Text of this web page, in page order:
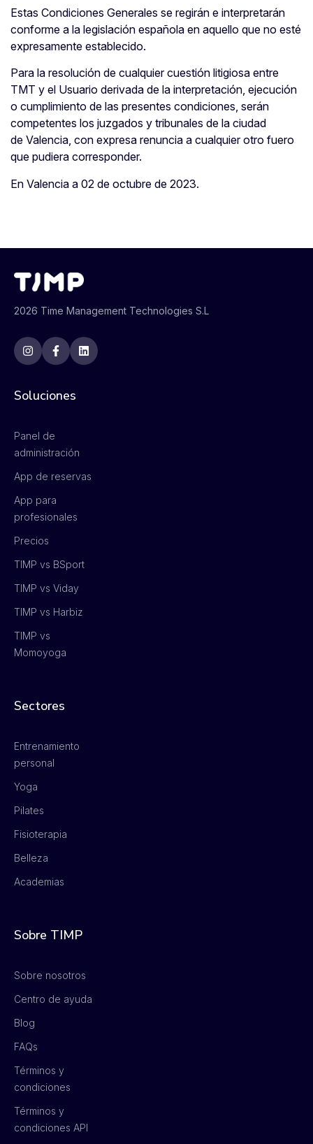
Estas Condiciones Generales se regirán e interpretarán
conforme a la legislación española en aquello que no esté
expresamente establecido.
Para la resolución de cualquier cuestión litigiosa entre
TMT y el Usuario derivada de la interpretación, ejecución
o cumplimiento de las presentes condiciones, serán
competentes los juzgados y tribunales de la ciudad
de Valencia, con expresa renuncia a cualquier otro fuero
que pudiera corresponder.
En Valencia a 02 de octubre de 2023.
2026 Time Management Technologies S.L
Soluciones
Panel de
administración
App de reservas
App para
profesionales
Precios
TIMP vs BSport
TIMP vs Viday
TIMP vs Harbiz
TIMP vs
Momoyoga
Sectores
Entrenamiento
personal
Yoga
Pilates
Fisioterapia
Belleza
Academias
Sobre TIMP
Sobre nosotros
Centro de ayuda
Blog
FAQs
Términos y
condiciones
Términos y
condiciones API